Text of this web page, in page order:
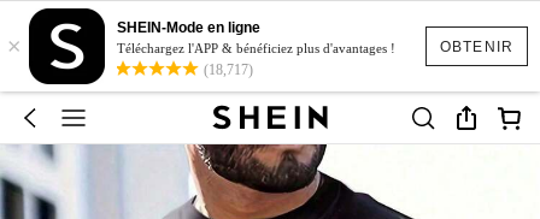
OBTENIR
×
SHEIN-Mode en ligne
Téléchargez l'APP & bénéficiez plus d'avantages !
(18,717)